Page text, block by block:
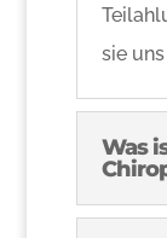
sie
Was